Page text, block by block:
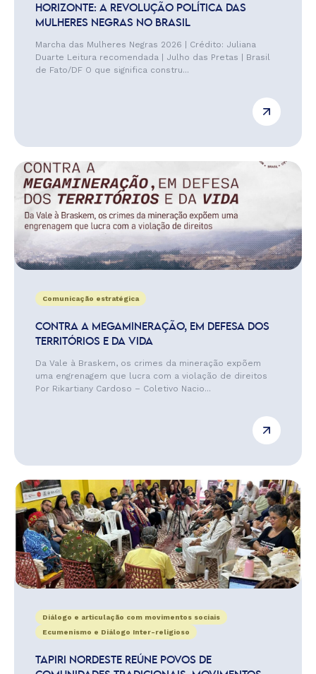
HORIZONTE: A REVOLUÇÃO POLÍTICA DAS
MULHERES NEGRAS NO BRASIL
Marcha das Mulheres Negras 2026 | Crédito: Juliana
Duarte Leitura recomendada | Julho das Pretas | Brasil
de Fato/DF O que significa constru...
Comunicação estratégica
CONTRA A MEGAMINERAÇÃO, EM DEFESA DOS
TERRITÓRIOS E DA VIDA
Da Vale à Braskem, os crimes da mineração expõem
uma engrenagem que lucra com a violação de direitos
Por Rikartiany Cardoso – Coletivo Nacio...
Diálogo e articulação com movimentos sociais
Ecumenismo e Diálogo Inter-religioso
TAPIRI NORDESTE REÚNE POVOS DE